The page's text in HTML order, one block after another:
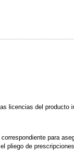
licencias del producto
para
pliego de